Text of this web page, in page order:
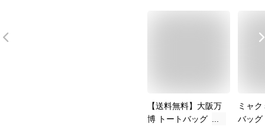
【送料無料】大阪万
博 トートバッグ【ミ
ミャ
バッグ